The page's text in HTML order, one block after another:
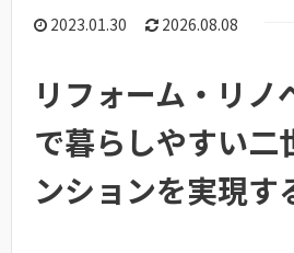
2023.01.30 2026.08.08
リフォーム・リノ
で暮らしやすい二
ンションを実現す